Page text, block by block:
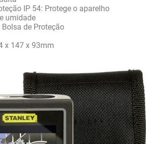
IP 54: Protege o aparelho
umidade
de Proteção
x 147 x 93mm